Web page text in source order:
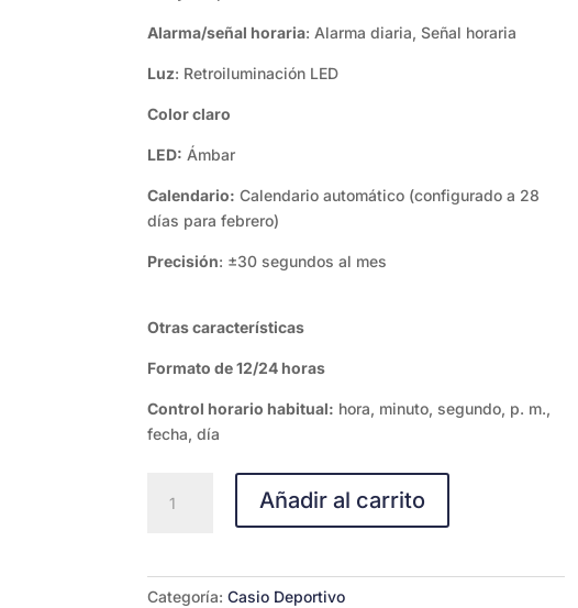
Alarma/señal horaria: Alarma diaria, Señal horaria
Luz: Retroiluminación LED
Color claro
LED: Ámbar
Calendario: Calendario automático (configurado a 28
días para febrero)
Precisión: ±30 segundos al mes
Otras características
Formato de 12/24 horas
Control horario habitual: hora, minuto, segundo, p. m.,
fecha, día
Añadir al carrito
Categoría:Casio Deportivo